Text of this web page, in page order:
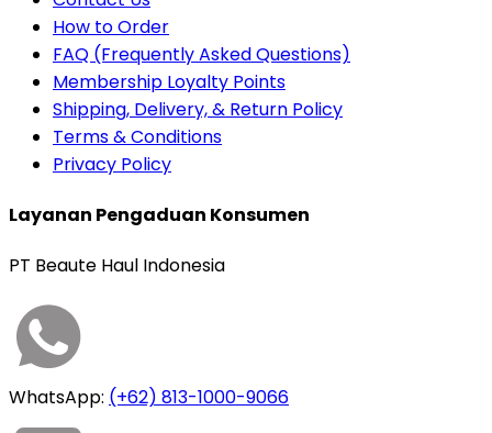
How to Order
FAQ (Frequently Asked Questions)
Membership Loyalty Points
Shipping, Delivery, & Return Policy
Terms & Conditions
Privacy Policy
Layanan Pengaduan Konsumen
PT Beaute Haul Indonesia
WhatsApp: (+62) 813-1000-9066